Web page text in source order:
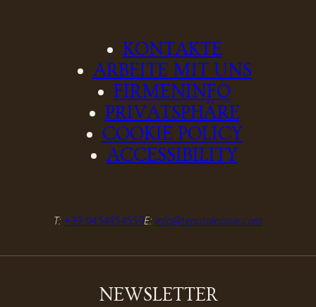
KONTAKTE
ARBEITE MIT UNS
FIRMENINFO
PRIVATSPHÄRE
COOKIE POLICY
ACCESSIBILITY
T: +39 0454854559E: info@tenutalecave.com
NEWSLETTER